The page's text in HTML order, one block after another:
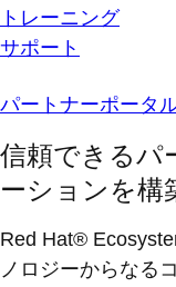
トレーニング
サポート
パートナーポータ
信頼できるパ
ーションを構
Red Hat®
ノロジーからなる